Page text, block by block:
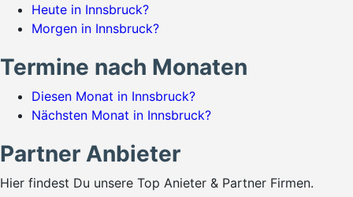
Heute in Innsbruck?
Morgen in Innsbruck?
Termine nach Monaten
Diesen Monat in Innsbruck?
Nächsten Monat in Innsbruck?
Partner Anbieter
Hier findest Du unsere Top Anieter & Partner Firmen.